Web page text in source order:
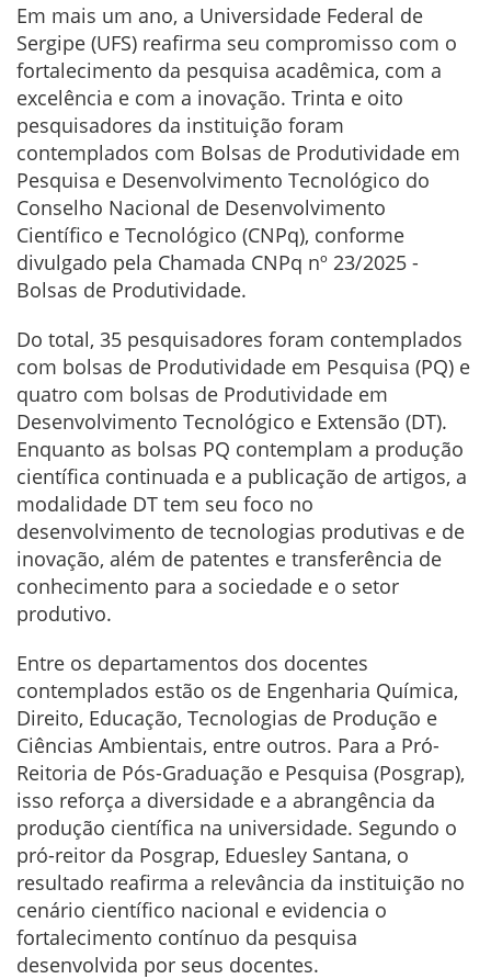
Em mais um ano, a Universidade Federal de
Sergipe (UFS) reafirma seu compromisso com o
fortalecimento da pesquisa acadêmica, com a
excelência e com a inovação. Trinta e oito
pesquisadores da instituição foram
contemplados com Bolsas de Produtividade em
Pesquisa e Desenvolvimento Tecnológico do
Conselho Nacional de Desenvolvimento
Científico e Tecnológico (CNPq), conforme
divulgado pela Chamada CNPq nº 23/2025 -
Bolsas de Produtividade.
Do total, 35 pesquisadores foram contemplados
com bolsas de Produtividade em Pesquisa (PQ) e
quatro com bolsas de Produtividade em
Desenvolvimento Tecnológico e Extensão (DT).
Enquanto as bolsas PQ contemplam a produção
científica continuada e a publicação de artigos, a
modalidade DT tem seu foco no
desenvolvimento de tecnologias produtivas e de
inovação, além de patentes e transferência de
conhecimento para a sociedade e o setor
produtivo.
Entre os departamentos dos docentes
contemplados estão os de Engenharia Química,
Direito, Educação, Tecnologias de Produção e
Ciências Ambientais, entre outros. Para a Pró-
Reitoria de Pós-Graduação e Pesquisa (Posgrap),
isso reforça a diversidade e a abrangência da
produção científica na universidade. Segundo o
pró-reitor da Posgrap, Eduesley Santana, o
resultado reafirma a relevância da instituição no
cenário científico nacional e evidencia o
fortalecimento contínuo da pesquisa
desenvolvida por seus docentes.